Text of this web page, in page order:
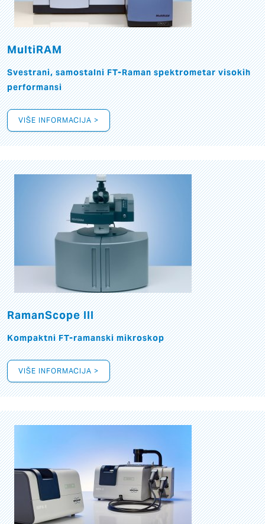
MultiRAM
Svestrani, samostalni FT-Raman spektrometar visokih
performansi
VIŠE INFORMACIJA >
RamanScope III
Kompaktni FT-ramanski mikroskop
VIŠE INFORMACIJA >